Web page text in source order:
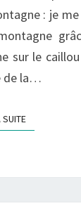
: je
sur le
de la…
SUITELIRE LA SUITE